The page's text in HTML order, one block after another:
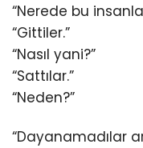
“Nerede bu
“Gittiler.”
“Nasıl yani?”
“Sattılar.”
“Neden?”
“Dayanamadılar